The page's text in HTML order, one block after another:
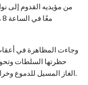
من مؤيديه القدوم إلى
وجاءت المظاهرة في
حظرتها السلطات
الغاز المسيل للدموع وخراطيم المياه خلال اشتباكات مع المتظاهرين.